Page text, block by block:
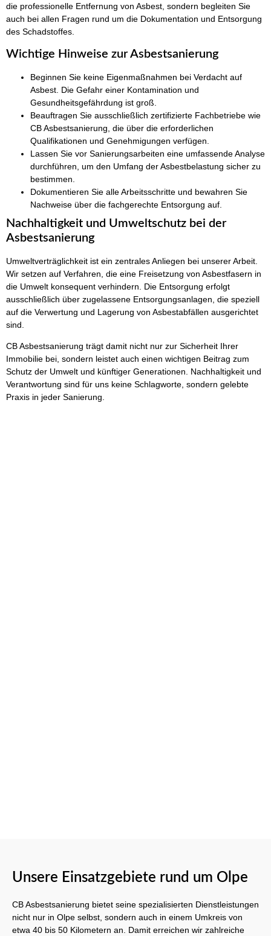
die professionelle Entfernung von Asbest, sondern begleiten Sie
auch bei allen Fragen rund um die Dokumentation und Entsorgung
des Schadstoffes.
Wichtige Hinweise zur Asbestsanierung
Beginnen Sie keine Eigenmaßnahmen bei Verdacht auf
Asbest. Die Gefahr einer Kontamination und
Gesundheitsgefährdung ist groß.
Beauftragen Sie ausschließlich zertifizierte Fachbetriebe wie
CB Asbestsanierung, die über die erforderlichen
Qualifikationen und Genehmigungen verfügen.
Lassen Sie vor Sanierungsarbeiten eine umfassende Analyse
durchführen, um den Umfang der Asbestbelastung sicher zu
bestimmen.
Dokumentieren Sie alle Arbeitsschritte und bewahren Sie
Nachweise über die fachgerechte Entsorgung auf.
Nachhaltigkeit und Umweltschutz bei der
Asbestsanierung
Umweltverträglichkeit ist ein zentrales Anliegen bei unserer Arbeit.
Wir setzen auf Verfahren, die eine Freisetzung von Asbestfasern in
die Umwelt konsequent verhindern. Die Entsorgung erfolgt
ausschließlich über zugelassene Entsorgungsanlagen, die speziell
auf die Verwertung und Lagerung von Asbestabfällen ausgerichtet
sind.
CB Asbestsanierung trägt damit nicht nur zur Sicherheit Ihrer
Immobilie bei, sondern leistet auch einen wichtigen Beitrag zum
Schutz der Umwelt und künftiger Generationen. Nachhaltigkeit und
Verantwortung sind für uns keine Schlagworte, sondern gelebte
Praxis in jeder Sanierung.
Unsere Einsatzgebiete rund um Olpe
CB Asbestsanierung bietet seine spezialisierten Dienstleistungen
nicht nur in Olpe selbst, sondern auch in einem Umkreis von
etwa 40 bis 50 Kilometern an. Damit erreichen wir zahlreiche